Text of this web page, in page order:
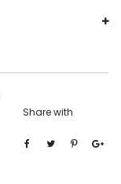
Share with